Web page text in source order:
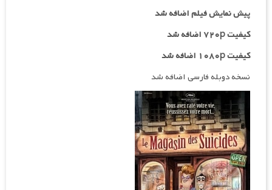
پیش نمایش فیلم اضافه شد
کیفیت ۷۲۰p اضافه شد
کیفیت ۱۰۸۰p اضافه شد
نسخه دوبله فارسی اضافه شد